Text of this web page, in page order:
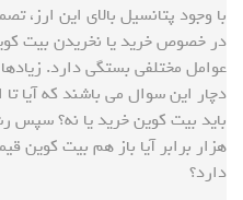
با وجود پتانسیل بالای این ارز،
در خصوص خرید یا نخریدن بیت
عوامل مختلفی بستگی دارد.
دچار این سوال می باشند که آیا
باید بیت کوین خرید یا نه؟ سپس
هزار برابر آیا باز هم بیت کوین
دارد؟